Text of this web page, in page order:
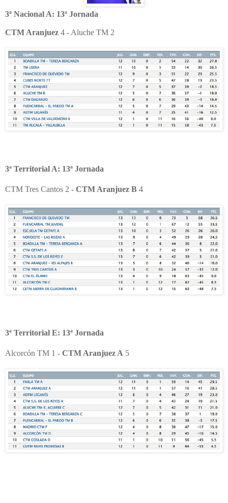
3ª Nacional A: 13ª Jornada
CTM Aranjuez 4 - Aluche TM 2
3ª Territorial A: 13ª Jornada
CTM Tres Cantos 2 - CTM Aranjuez B 4
3ª Territorial E: 13ª Jornada
Alcorcón TM 1 - CTM Aranjuez A 5